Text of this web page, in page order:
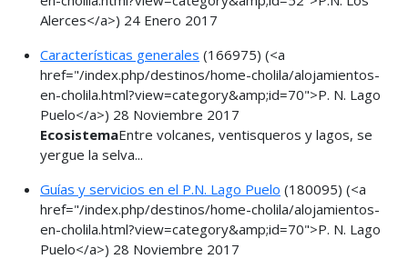
Alerces</a>) 24 Enero 2017
Características generales (166975) (<a
href="/index.php/destinos/home-cholila/alojamientos-
en-cholila.html?view=category&amp;id=70">P. N. Lago
Puelo</a>) 28 Noviembre 2017
EcosistemaEntre volcanes, ventisqueros y lagos, se
yergue la selva...
Guías y servicios en el P.N. Lago Puelo (180095) (<a
href="/index.php/destinos/home-cholila/alojamientos-
en-cholila.html?view=category&amp;id=70">P. N. Lago
Puelo</a>) 28 Noviembre 2017